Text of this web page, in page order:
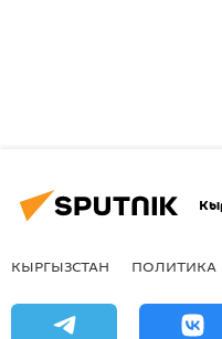
КЫРГЫЗСТАН ПОЛИТИКА